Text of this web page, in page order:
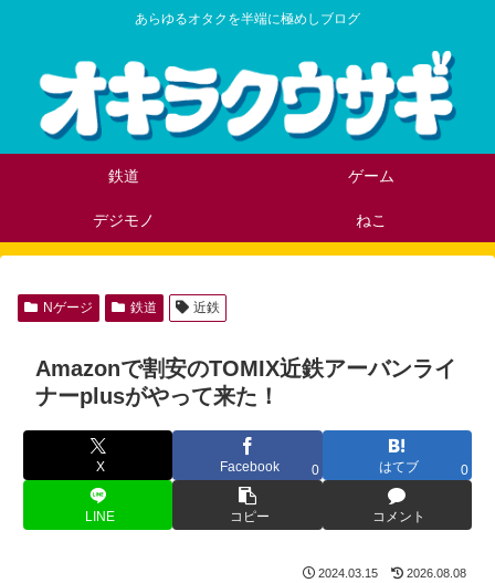
あらゆるオタクを半端に極めしブログ
鉄道 ゲーム
デジモノ ねこ
Nゲージ 鉄道 近鉄
Amazonで割安のTOMIX近鉄アーバンライ
ナーplusがやって来た！
X Facebook 0 はてブ 0
LINE コピー コメント
2024.03.15 2026.08.08